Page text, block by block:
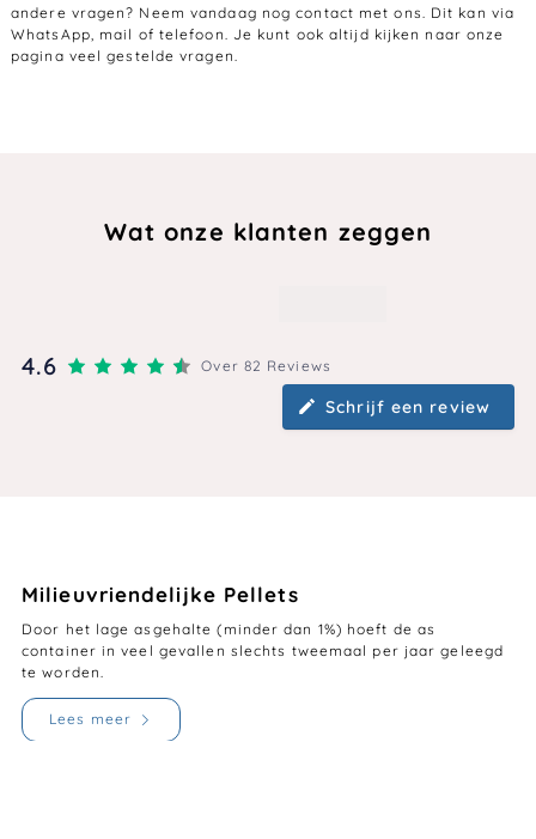
andere vragen? Neem vandaag nogcontact met ons. Dit kan via
WhatsApp , mail of telefoon
. Je kunt ook altijd kijken naar onze
pagina veel gestelde vragen
Wat onze klanten zeggen
4.6 Over 82 Reviews
Schrijf een review
Milieuvriendelijke Pellets
Door het lage asgehalte (minder dan 1%) hoeft de as
container in veel gevallen slechts tweemaal per jaar geleegd
te worden.
Lees meer